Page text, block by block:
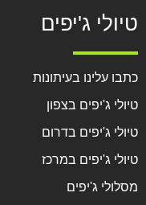
טיולי ג'יפים
כתבו עלינו בעיתונות
טיולי ג'יפים בצפון
טיולי ג'יפים בדרום
טיולי ג'יפים במרכז
מסלולי ג'יפים